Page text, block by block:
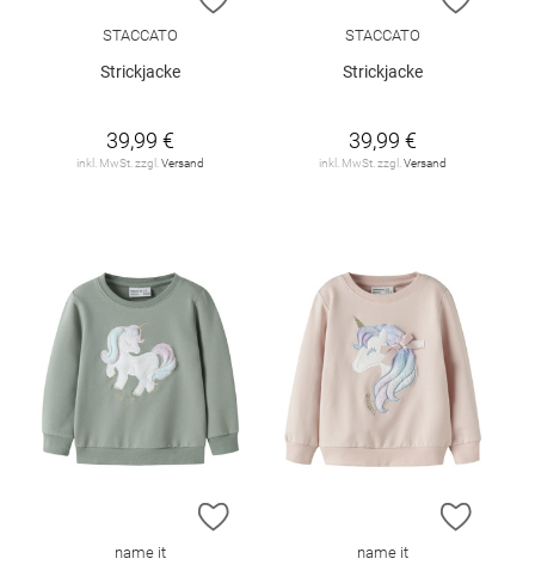
STACCATO
Strickjacke
39,99 €
inkl. MwSt. zzgl. Versand
STACCATO
Strickjacke
39,99 €
inkl. MwSt. zzgl. Versand
ZUR WUNSCHLISTE HINZUFÜGEN
name it
ZUR
name it